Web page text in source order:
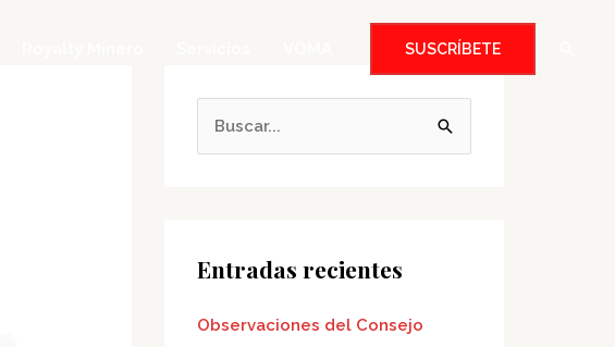
SUSCRÍBETE
a
p
Entradas recientes
Observaciones del Consejo